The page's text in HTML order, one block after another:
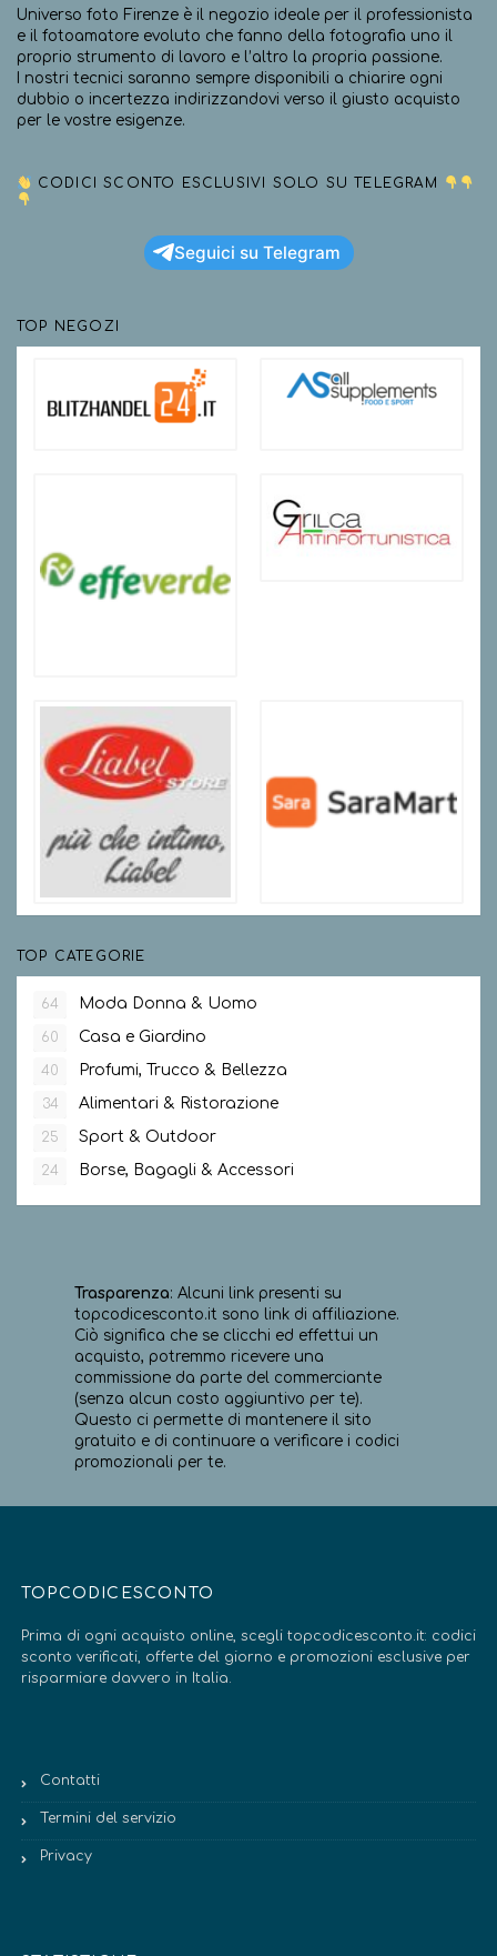
Universo foto Firenze è il negozio ideale per il professionista
e il fotoamatore evoluto che fanno della fotografia uno il
proprio strumento di lavoro e l’altro la propria passione.
I nostri tecnici saranno sempre disponibili a chiarire ogni
dubbio o incertezza indirizzandovi verso il giusto acquisto
per le vostre esigenze.
CODICI SCONTO ESCLUSIVI SOLO SU TELEGRAM
Seguici su Telegram
TOP NEGOZI
TOP CATEGORIE
64 Moda Donna & Uomo
60 Casa e Giardino
40 Profumi, Trucco & Bellezza
34 Alimentari & Ristorazione
25 Sport & Outdoor
24 Borse, Bagagli & Accessori
Trasparenza: Alcuni link presenti su
topcodicesconto.it sono link di affiliazione.
Ciò significa che se clicchi ed effettui un
acquisto, potremmo ricevere una
commissione da parte del commerciante
(senza alcun costo aggiuntivo per te).
Questo ci permette di mantenere il sito
gratuito e di continuare a verificare i codici
promozionali per te.
TOPCODICESCONTO
Prima di ogni acquisto online, scegli topcodicesconto.it: codici
sconto verificati, offerte del giorno e promozioni esclusive per
risparmiare davvero in Italia.
Contatti
Termini del servizio
Privacy